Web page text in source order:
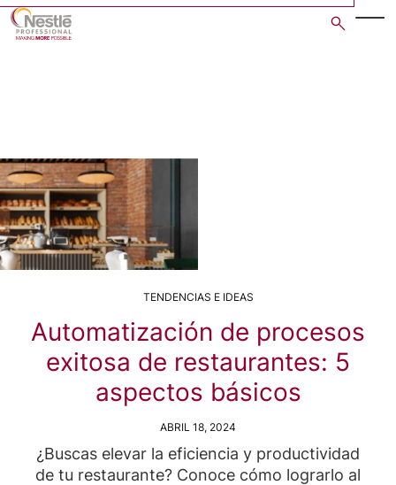
Skip
TENDENCIAS E IDEAS
Automatización de procesos
exitosa de restaurantes: 5
aspectos básicos
ABRIL 18, 2024
¿Buscas elevar la eficiencia y productividad
de tu restaurante? Conoce cómo lograrlo al